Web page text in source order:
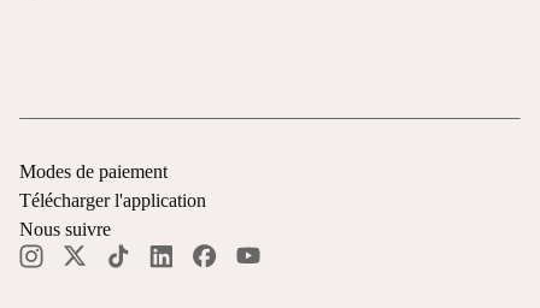
Modes de paiement
Télécharger l'application
Nous suivre